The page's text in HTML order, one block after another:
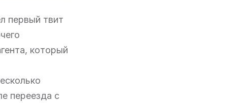
первый твит
который
переезда с